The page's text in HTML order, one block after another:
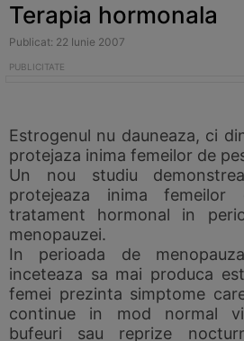
Terapia hormonala
Publicat: 22 Iunie 2007
Estrogenul nu dauneaza, ci
protejaza inima femeilor de
Un nou studiu
protejeaza inima femeilor
tratament hormonal in
menopauzei.
In perioada de
inceteaza sa mai produca
femei prezinta simptome
continue in mod normal
bufeuri sau reprize